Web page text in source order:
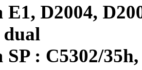
E1, D2004,
dual
SP : C5302/